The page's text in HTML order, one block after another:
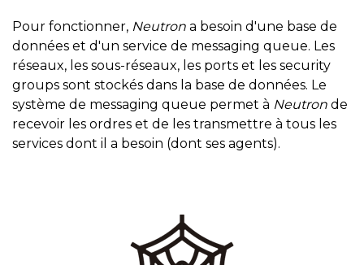
Pour fonctionner, Neutron a besoin d'une base de
données et d'un service de messaging queue. Les
réseaux, les sous-réseaux, les ports et les security
groups sont stockés dans la base de données. Le
système de messaging queue permet à Neutron de
recevoir les ordres et de les transmettre à tous les
services dont il a besoin (dont ses agents).